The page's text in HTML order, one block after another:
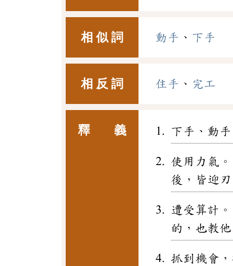
相 似 詞 動手 、 下手
相 反 詞 住手 、 完工
釋 義 下手、動
使用力氣
後，皆迎
遭受算計
的，也教他
抓到機會